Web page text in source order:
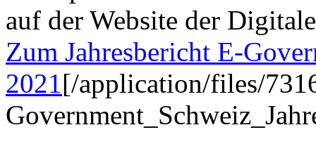
auf der Website der
Zum Jahresbericht E-
2021[/application/files/